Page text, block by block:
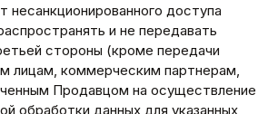
несанкционированного доступа
и не передавать
стороны (кроме передачи
лицам, коммерческим партнерам,
Продавцом на осуществление
обработки данных для указанных